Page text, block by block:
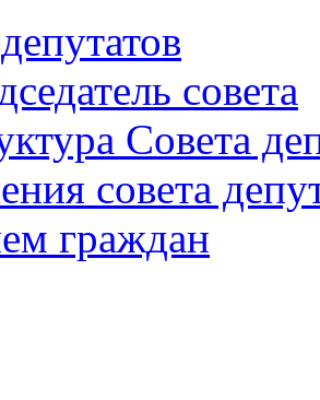
совета
Совета
совета
граждан